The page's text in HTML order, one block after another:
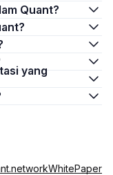
Quant?
WhitePaper